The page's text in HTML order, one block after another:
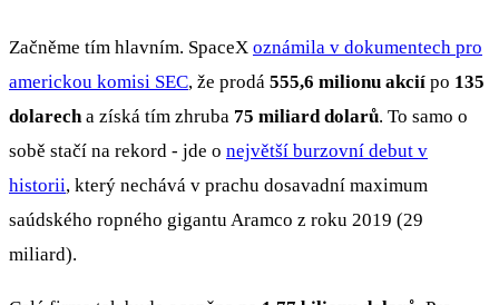
Začněme tím hlavním. SpaceX oznámila v dokumentech pro
americkou komisi SEC, že prodá 555,6 milionu akcií po 135
dolarech a získá tím zhruba 75 miliard dolarů. To samo o
sobě stačí na rekord - jde o největší burzovní debut v
historii, který nechává v prachu dosavadní maximum
saúdského ropného gigantu Aramco z roku 2019 (29
miliard).